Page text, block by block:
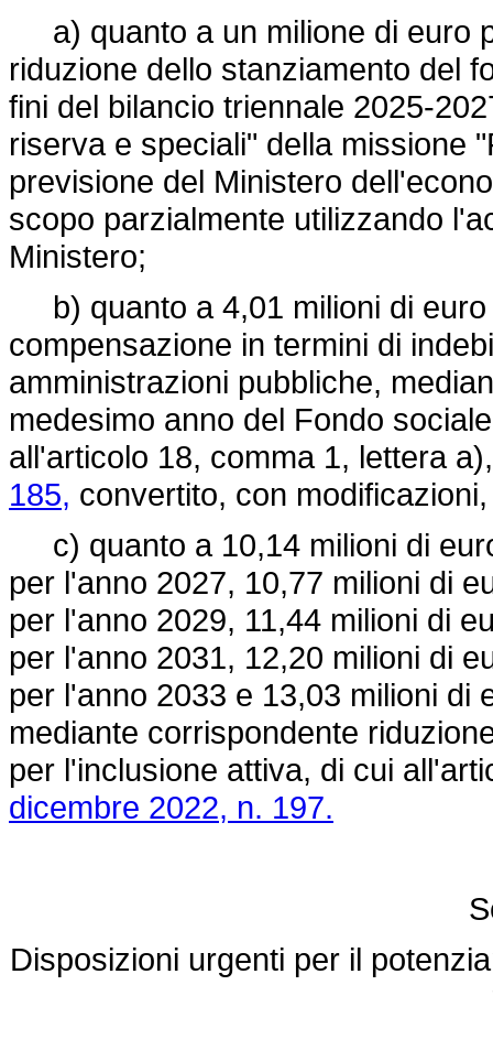
a) quanto a un milione di euro
riduzione dello stanziamento del
fini del bilancio triennale 2025-
riserva e speciali" della missione
previsione del Ministero
scopo parzialmente utilizzando
Ministero;
b) quanto a 4,01 milioni di euro
compensazione in termini di
amministrazioni pubbliche,
medesimo anno del Fondo
all'articolo 18, comma 1, lettera
185, convertito, con
c) quanto a 10,14 milioni di
per l'anno 2027, 10,77 milioni di
per l'anno 2029, 11,44 milioni di
per l'anno 2031, 12,20 milioni di
per l'anno 2033 e 13,03 milioni di
mediante corrispondente
per l'inclusione attiva, di cui
dicembre 2022, n. 197.
Disposizioni urgenti per il